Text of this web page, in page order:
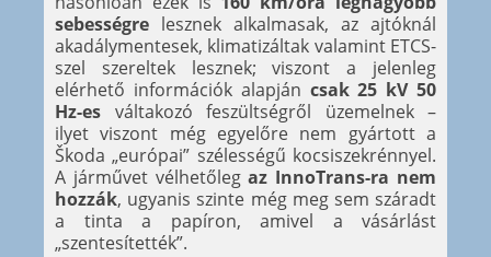
sebességre lesznek alkalmasak, az ajtóknál
akadálymentesek, klimatizáltak valamint ETCS-
szel szereltek lesznek; viszont a jelenleg
elérhető információk alapján csak 25 kV 50
Hz-es váltakozó feszültségről üzemelnek –
ilyet viszont még egyelőre nem gyártott a
Škoda „európai” szélességű kocsiszekrénnyel.
A járművet vélhetőlegaz InnoTrans-ra nem
hozzák, ugyanis szinte még meg sem száradt
a tinta a papíron, amivel a vásárlást
„szentesítették”.